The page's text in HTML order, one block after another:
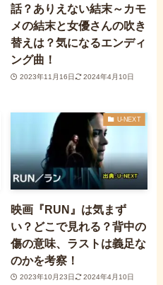
話？ありえない結末～カモ
メの結末と女優さんの吹き
替えは？気になるエンディ
ング曲！
2023年11月16日 2024年4月10日
U-NEXT
映画『RUN』は気まず
い？どこで見れる？背中の
傷の意味、ラストは義足な
のかを考察！
2023年10月23日 2024年4月10日